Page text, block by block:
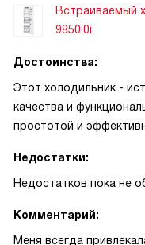
Встраиваемый
9850.0i
Достоинства:
Этот холодильник -
качества и
простотой и
Недостатки:
Недостатков пока не
Комментарий:
Меня всегда